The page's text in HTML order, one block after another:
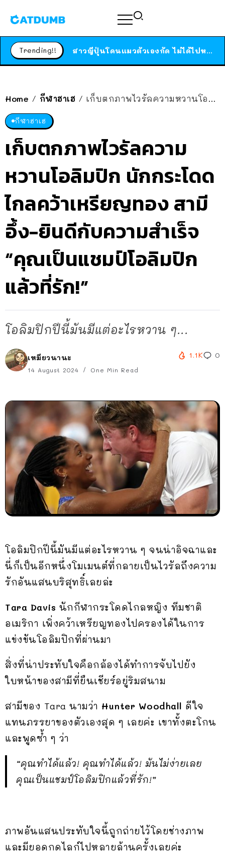
Trending!! ได้เวลาเด็กหนวดรวมตัว RF Online Next เปิดให้เล่นแล้ว เกม Sci-Fi MMORPG ระดับตำนาน เล่นได้ทั้งมือถือและ PC
Home / กีฬาฮาเฮ / เก็บตกภาพไวรัลความหวานโอลิมปิก นักกระโดดไกลคว้าเหรียญทอง สามีอึ้ง-ยินดีกับความสำเร็จ “คุณเป็นแชมป์โอลิมปิกแล้วที่รัก!”
กีฬาฮาเฮ
เก็บตกภาพไวรัลความ
หวานโอลิมปิก นักกระโดด
ไกลคว้าเหรียญทอง สามี
อึ้ง-ยินดีกับความสำเร็จ
“คุณเป็นแชมป์โอลิมปิก
แล้วที่รัก!”
โอลิมปิกปีนี้มันมีแต่อะไรหวาน ๆ...
เหมียวนานะ
14 August 2024 One Min Read
1.1K 0
โอลิมปิกปีนี้มันมีแต่อะไรหวาน ๆ จนน่าอิจฉาและ
นี่ก็เป็นอีกหนึ่งโมเมนต์ที่กลายเป็นไวรัลถึงความ
รักอันแสนบริสุทธิ์เลยล่ะ
Tara Davis นักกีฬากระโดดไกลหญิง ทีมชาติ
อเมริกา เพิ่งคว้าเหรียญทองไปครองได้ในการ
แข่งขันโอลิมปิกที่ผ่านมา
สิ่งที่น่าประทับใจคือกล้องได้ทำการจับไปยัง
ใบหน้าของสามีที่ยืนเชียร์อยู่ริมสนาม
สามีของ Tara นามว่า Hunter Woodhall ดีใจ
แทนภรรยาของตัวเองสุด ๆ เลยค่ะ เขาทั้งตะโกน
และพูดซ้ำ ๆ ว่า
“คุณทำได้แล้ว! คุณทำได้แล้ว! มันไม่ง่ายเลย
คุณเป็นแชมป์โอลิมปิกแล้วที่รัก!”
ภาพอันแสนประทับใจนี้ถูกถ่ายไว้โดยช่างภาพ
และมียอดกดไลก์ไปหลายล้านครั้งเลยค่ะ